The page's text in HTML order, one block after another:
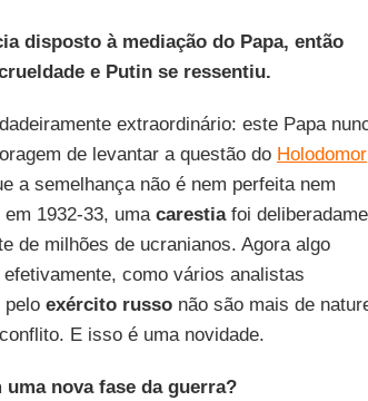
disposto à mediação do Papa, então
e Putin se ressentiu.
extraordinário: este Papa
de levantar a questão do Holodomor
a semelhança não é nem perfeita nem
1932-33, uma carestiafoi
de milhões de ucranianos. Agora algo
como vários analistas
pelo exército russonão são mais de
E isso é uma novidade.
nova fase da guerra?